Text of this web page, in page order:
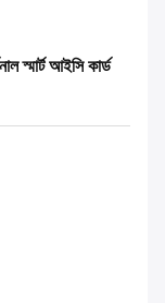
স্মার্ট আইসি কার্ড